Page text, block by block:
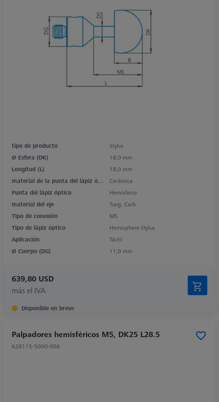
tipo de producto
Stylus
Ø Esfera (DK)
18,0 mm
Longitud (L)
18,0 mm
material de la punta del lápiz óptico
Cerámica
Punta del lápiz óptico
Hemisferio
material del eje
Tung. Carb
Tipo de conexión
M5
Tipo de lápiz óptico
Hemisphere Stylus
Aplicación
Táctil
Ø Cuerpo (DG)
11,0 mm
639,80 USD
más el IVA
Disponible en breve
Palpadores hemisféricos M5, DK25 L28.5
626115-5000-006